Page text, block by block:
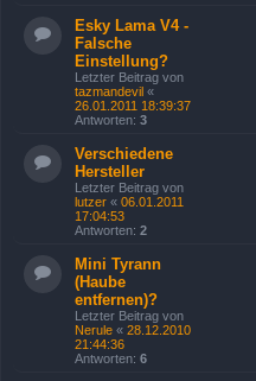
Esky Lama V4 -
Falsche
Einstellung?
Letzter Beitrag von
tazmandevil «
26.01.2011 18:39:37
Antworten: 3
Verschiedene
Hersteller
Letzter Beitrag von
lutzer « 06.01.2011
17:04:53
Antworten: 2
Mini Tyrann
(Haube
entfernen)?
Letzter Beitrag von
Nerule « 28.12.2010
21:44:36
Antworten: 6